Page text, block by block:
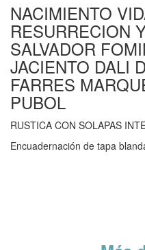
NACIMIENTO
RESURRECION
SALVADOR
JACIENTO DALI
FARRES
PUBOL
RUSTICA CON SOLAPAS
Encuadernación de tapa